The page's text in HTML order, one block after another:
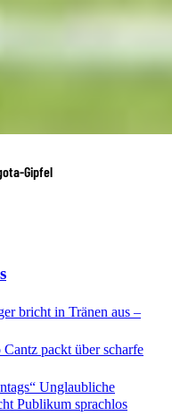
Gipfel
bricht in Tränen aus –
packt über scharfe
Unglaubliche
Publikum sprachlos